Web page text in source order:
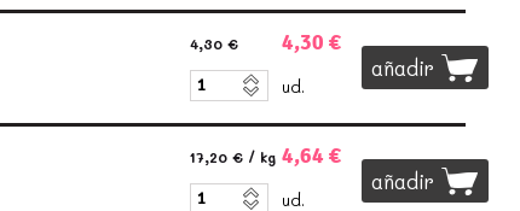
4,30 € 4,30 €
ud.
añadir
17,20 € / kg 4,64 €
ud.
añadir